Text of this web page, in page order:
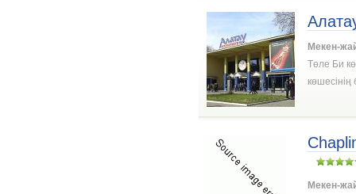
Мекен-
Төле Би
Мекен-